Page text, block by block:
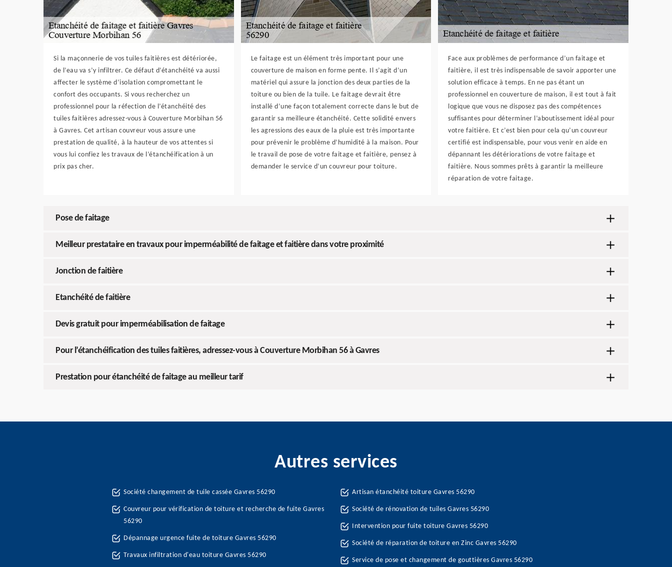
Si la maçonnerie de vos tuiles faitières est détériorée,
de l’eau va s’y infiltrer. Ce défaut d’étanchéité va aussi
affecter le système d’isolation compromettant le
confort des occupants. Si vous recherchez un
professionnel pour la réfection de l’étanchéité des
tuiles faitières adressez-vous à Couverture Morbihan 56
à Gavres. Cet artisan couvreur vous assure une
prestation de qualité, à la hauteur de vos attentes si
vous lui confiez les travaux de l’étanchéification à un
prix pas cher.
Le faitage est un élément très important pour une
couverture de maison en forme pente. Il s’agit d’un
matériel qui assure la jonction des deux parties de la
toiture ou bien de la tuile. Le faitage devrait être
installé d’une façon totalement correcte dans le but de
garantir sa meilleure étanchéité. Cette solidité envers
les agressions des eaux de la pluie est très importante
pour prévenir le problème d’humidité à la maison. Pour
le travail de pose de votre faitage et faitière, pensez à
demander le service d’un couvreur pour toiture.
Face aux problèmes de performance d’un faitage et
faitière, il est très indispensable de savoir apporter une
solution efficace à temps. En ne pas étant un
professionnel en couverture de maison, il est tout à fait
logique que vous ne disposez pas des compétences
suffisantes pour déterminer l’aboutissement idéal pour
votre faitière. Et c’est bien pour cela qu’un couvreur
certifié est indispensable, pour vous venir en aide en
dépannant les détériorations de votre faitage et
faitière. Nous sommes prêts à garantir la meilleure
réparation de votre faitage.
Pose de faitage
Meilleur prestataire en travaux pour imperméabilité de faitage et faitière dans votre proximité
Jonction de faitière
Etanchéité de faitière
Devis gratuit pour imperméabilisation de faitage
Pour l’étanchéification des tuiles faitières, adressez-vous à Couverture Morbihan 56 à Gavres
Prestation pour étanchéité de faitage au meilleur tarif
Autres services
Société changement de tuile cassée Gavres 56290
Couvreur pour vérification de toiture et recherche de fuite Gavres
56290
Dépannage urgence fuite de toiture Gavres 56290
Travaux infiltration d'eau toiture Gavres 56290
Artisan étanchéité toiture Gavres 56290
Société de rénovation de tuiles Gavres 56290
Intervention pour fuite toiture Gavres 56290
Société de réparation de toiture en Zinc Gavres 56290
Service de pose et changement de gouttières Gavres 56290